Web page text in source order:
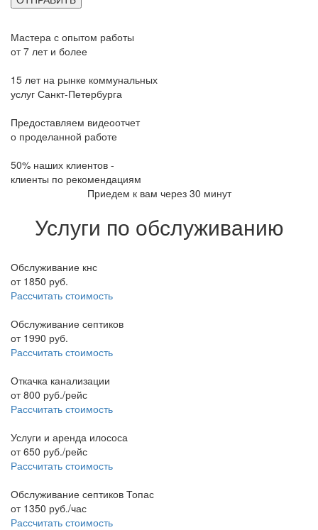
Мастера с опытом работы
от 7 лет и более
15 лет на рынке коммунальных
услуг Санкт-Петербурга
Предоставляем видеоотчет
о проделанной работе
50% наших клиентов -
клиенты по рекомендациям
Приедем к вам через 30 минут
Услуги по обслуживанию
Обслуживание кнс
от 1850 руб.
Рассчитать стоимость
Обслуживание септиков
от 1990 руб.
Рассчитать стоимость
Откачка канализации
от800 руб./рейс
Рассчитать стоимость
Услуги и аренда илососа
от650 руб./рейс
Рассчитать стоимость
Обслуживание септиков Топас
от 1350 руб./час
Рассчитать стоимость